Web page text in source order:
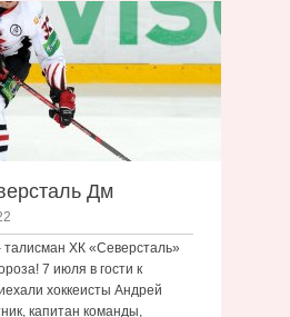
Дм
ХК «Северсталь»
7 июля в гости к
хоккеисты Андрей
капитан команды,